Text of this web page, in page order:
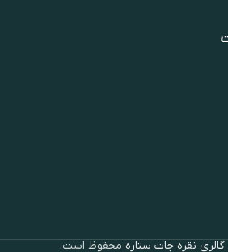
گالری نقره جات ستاره محفوظ است.